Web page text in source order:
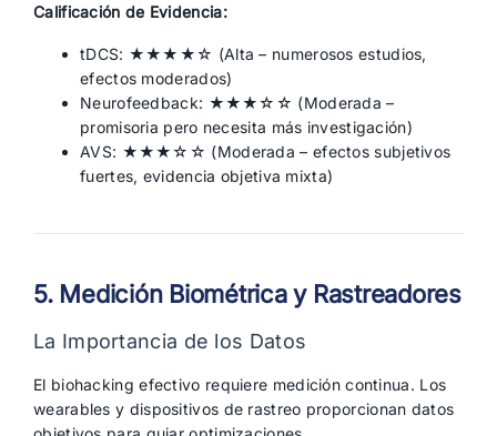
Calificación de Evidencia:
tDCS: ★★★★☆ (Alta – numerosos estudios,
efectos moderados)
Neurofeedback: ★★★☆☆ (Moderada –
promisoria pero necesita más investigación)
AVS: ★★★☆☆ (Moderada – efectos subjetivos
fuertes, evidencia objetiva mixta)
5. Medición Biométrica y Rastreadores
La Importancia de los Datos
El biohacking efectivo requiere medición continua. Los
wearables y dispositivos de rastreo proporcionan datos